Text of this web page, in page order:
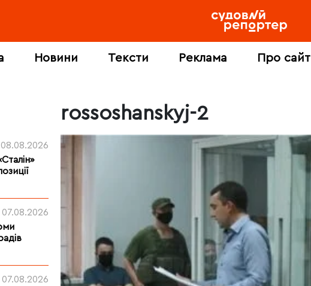
Новини Тексти Реклама Про сайт
08.08.2026
07.08.2026
07.08.2026
rossoshanskyj-2